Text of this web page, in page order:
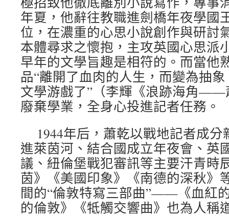
年夏，他辭往教職進劍橋年夜學國
位，在濃重的心思小說創作與研討
本體尋求之懷抱，主攻英國心思派
早年的文學旨趣是相符的。而當他
品“離開了血肉的人生，而變為抽
文學游戲了”（李輝《浪跡海角——
廢棄學業，全身心投進記者任務。
1944年后，蕭乾以戰地記者成
進萊茵河、結合國成立年夜會、英
議、紐倫堡戰犯審訊等主要汗青時
茵》《美國印象》《南德的深秋》
間的“倫敦特寫三部曲”——《血紅
的倫敦》《牴觸交響曲》也為人稱